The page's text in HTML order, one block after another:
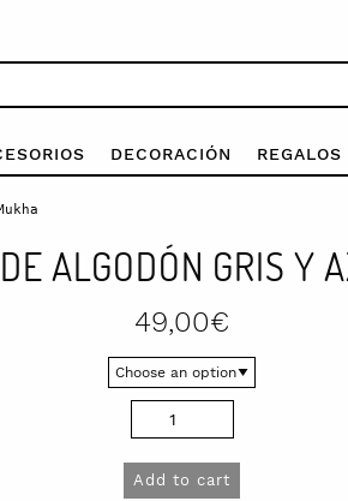
DECORACIÓN REGALOS
ALGODÓN GRIS Y
49,00€
Add to cart